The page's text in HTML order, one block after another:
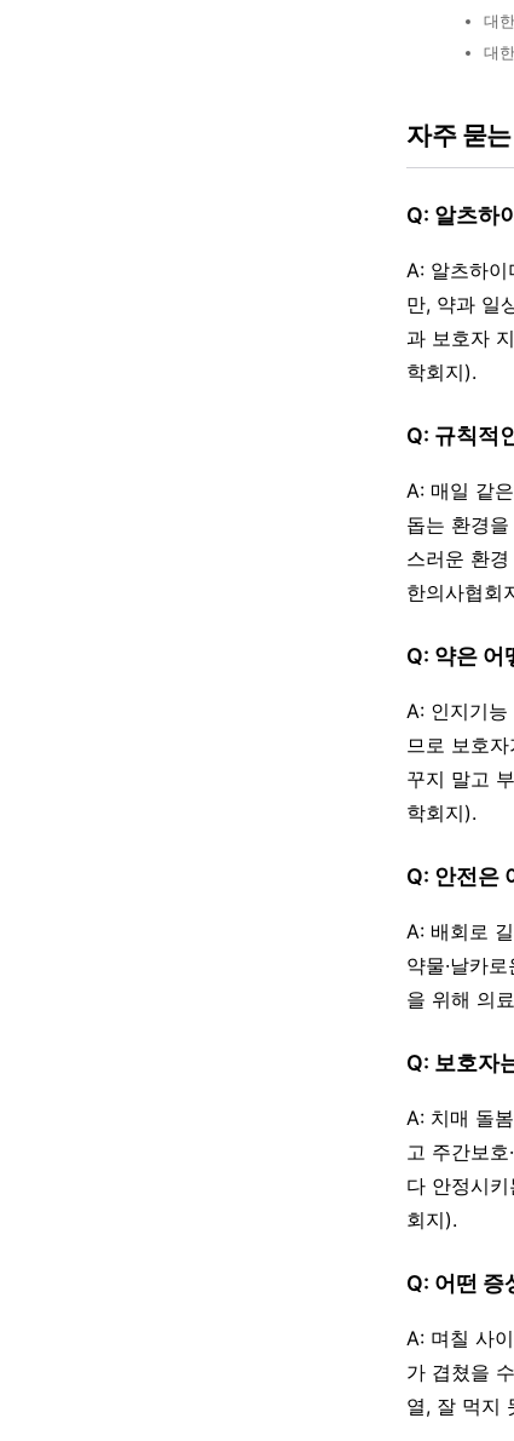
대
대
자주 묻
Q: 알츠하
A: 알츠하
만, 약과 일
과 보호자
학회지).
Q: 규칙적
A: 매일 같
돕는 환경
스러운 환
한의사협회
Q: 약은 어
A: 인지기
므로 보호
꾸지 말고
학회지).
Q: 안전은
A: 배회로
약물·날카
을 위해 의
Q: 보호자
A: 치매 돌
고 주간보
다 안정시
회지).
Q: 어떤 증
A: 며칠 사
가 겹쳤을
열, 잘 먹지